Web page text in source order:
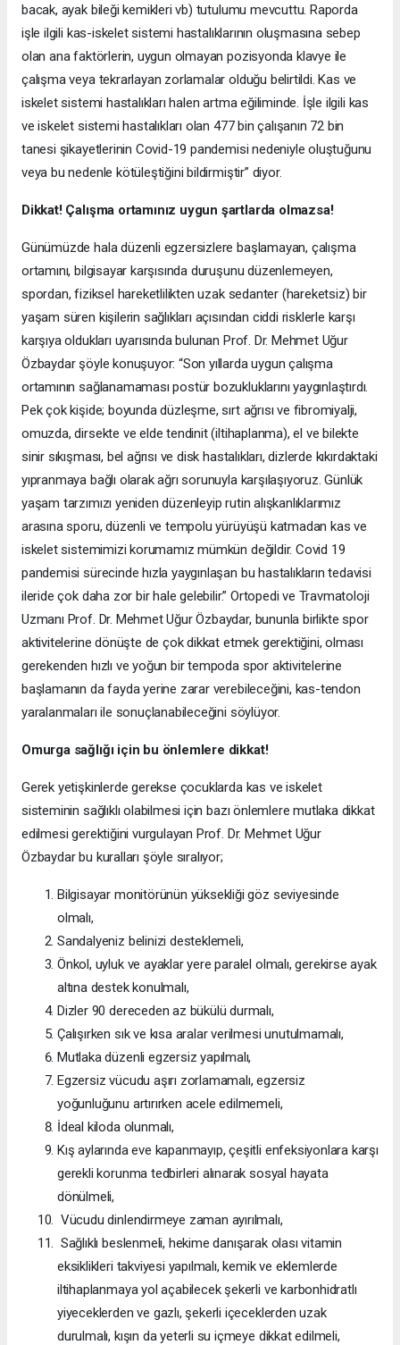
bacak, ayak bileği kemikleri vb) tutulumu mevcuttu. Raporda
işle ilgili kas-iskelet sistemi hastalıklarının oluşmasına sebep
olan ana faktörlerin, uygun olmayan pozisyonda klavye ile
çalışma veya tekrarlayan zorlamalar olduğu belirtildi. Kas ve
iskelet sistemi hastalıkları halen artma eğiliminde. İşle ilgili kas
ve iskelet sistemi hastalıkları olan 477 bin çalışanın 72 bin
tanesi şikayetlerinin Covid-19 pandemisi nedeniyle oluştuğunu
veya bu nedenle kötüleştiğini bildirmiştir” diyor.
Dikkat! Çalışma ortamınız uygun şartlarda olmazsa!
Günümüzde hala düzenli egzersizlere başlamayan, çalışma
ortamını, bilgisayar karşısında duruşunu düzenlemeyen,
spordan, fiziksel hareketlilikten uzak sedanter (hareketsiz) bir
yaşam süren kişilerin sağlıkları açısından ciddi risklerle karşı
karşıya oldukları uyarısında bulunan Prof. Dr. Mehmet Uğur
Özbaydar şöyle konuşuyor: “Son yıllarda uygun çalışma
ortamının sağlanamaması postür bozukluklarını yaygınlaştırdı.
Pek çok kişide; boyunda düzleşme, sırt ağrısı ve fibromiyalji,
omuzda, dirsekte ve elde tendinit (iltihaplanma), el ve bilekte
sinir sıkışması, bel ağrısı ve disk hastalıkları, dizlerde kıkırdaktaki
yıpranmaya bağlı olarak ağrı sorunuyla karşılaşıyoruz. Günlük
yaşam tarzımızı yeniden düzenleyip rutin alışkanlıklarımız
arasına sporu, düzenli ve tempolu yürüyüşü katmadan kas ve
iskelet sistemimizi korumamız mümkün değildir. Covid 19
pandemisi sürecinde hızla yaygınlaşan bu hastalıkların tedavisi
ileride çok daha zor bir hale gelebilir.” Ortopedi ve Travmatoloji
Uzmanı Prof. Dr. Mehmet Uğur Özbaydar, bununla birlikte spor
aktivitelerine dönüşte de çok dikkat etmek gerektiğini, olması
gerekenden hızlı ve yoğun bir tempoda spor aktivitelerine
başlamanın da fayda yerine zarar verebileceğini, kas-tendon
yaralanmaları ile sonuçlanabileceğini söylüyor.
Omurga sağlığı için bu önlemlere dikkat!
Gerek yetişkinlerde gerekse çocuklarda kas ve iskelet
sisteminin sağlıklı olabilmesi için bazı önlemlere mutlaka dikkat
edilmesi gerektiğini vurgulayan Prof. Dr. Mehmet Uğur
Özbaydar bu kuralları şöyle sıralıyor;
Bilgisayar monitörünün yüksekliği göz seviyesinde
olmalı,
Sandalyeniz belinizi desteklemeli,
Önkol, uyluk ve ayaklar yere paralel olmalı, gerekirse ayak
altına destek konulmalı,
Dizler 90 dereceden az bükülü durmalı,
Çalışırken sık ve kısa aralar verilmesi unutulmamalı,
Mutlaka düzenli egzersiz yapılmalı,
Egzersiz vücudu aşırı zorlamamalı, egzersiz
yoğunluğunu artırırken acele edilmemeli,
İdeal kiloda olunmalı,
Kış aylarında eve kapanmayıp, çeşitli enfeksiyonlara karşı
gerekli korunma tedbirleri alınarak sosyal hayata
dönülmeli,
Vücudu dinlendirmeye zaman ayırılmalı,
Sağlıklı beslenmeli, hekime danışarak olası vitamin
eksiklikleri takviyesi yapılmalı, kemik ve eklemlerde
iltihaplanmaya yol açabilecek şekerli ve karbonhidratlı
yiyeceklerden ve gazlı, şekerli içeceklerden uzak
durulmalı, kışın da yeterli su içmeye dikkat edilmeli,